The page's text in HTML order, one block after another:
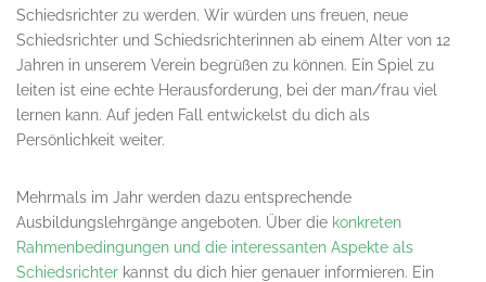
Schiedsrichter zu werden. Wir würden uns freuen, neue
Schiedsrichter und Schiedsrichterinnen ab einem Alter von 12
Jahren in unserem Verein begrüßen zu können. Ein Spiel zu
leiten ist eine echte Herausforderung, bei der man/frau viel
lernen kann. Auf jeden Fall entwickelst du dich als
Persönlichkeit weiter.
Mehrmals im Jahr werden dazu entsprechende
Ausbildungslehrgänge angeboten. Über die konkreten
Rahmenbedingungen und die interessanten Aspekte als
Schiedsrichter kannst du dich hier genauer informieren. Ein